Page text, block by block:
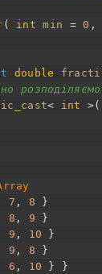
( int min = 0 ,
double
< int >(
7 , 8
}
8 , 9
}
9 , 10
}
9 , 8
}
6 , 10 }
}